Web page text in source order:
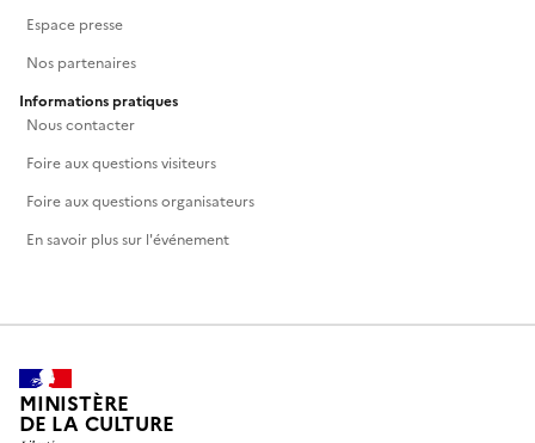
Espace presse
Nos partenaires
Informations pratiques
Nous contacter
Foire aux questions visiteurs
Foire aux questions organisateurs
En savoir plus sur l'événement
MINISTÈRE
DE LA CULTURE